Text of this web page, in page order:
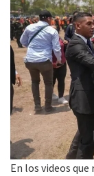
En los videos